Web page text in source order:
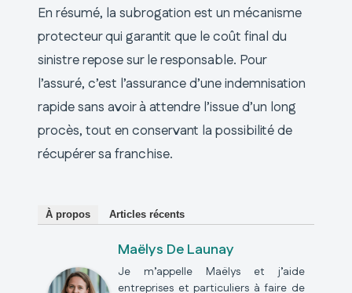
En résumé, la subrogation est un mécanisme
protecteur qui garantit que le coût final du
sinistre repose sur le responsable. Pour
l’assuré, c’est l’assurance d’une indemnisation
rapide sans avoir à attendre l’issue d’un long
procès, tout en conservant la possibilité de
récupérer sa franchise.
À propos Articles récents
Maëlys De Launay
Je m’appelle Maëlys et j’aide
entreprises et particuliers à faire de